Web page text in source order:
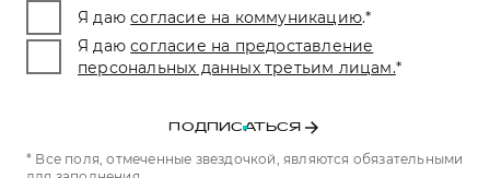
Я даю согласие на коммуникацию.*
Я даю согласие на предоставление
персональных данных третьим лицам.*
ПОДПИСАТЬСЯ
* Все поля, отмеченные звездочкой, являются обязательными